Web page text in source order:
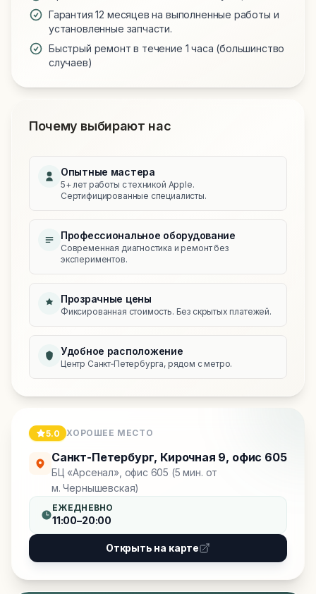
Гарантия 12 месяцев на выполненные работы и
установленные запчасти.
Быстрый ремонт в течение 1 часа (большинство
случаев)
Почему выбирают нас
Опытные мастера
5+ лет работы с техникой Apple.
Сертифицированные специалисты.
Профессиональное оборудование
Современная диагностика и ремонт без
экспериментов.
Прозрачные цены
Фиксированная стоимость. Без скрытых платежей.
Удобное расположение
Центр Санкт‑Петербурга, рядом с метро.
5.0 ХОРОШЕЕ МЕСТО
Санкт-Петербург, Кирочная 9, офис 605
БЦ «Арсенал», офис 605 (5 мин. от
м. Чернышевская)
ЕЖЕДНЕВНО
11:00–20:00
Открыть на карте